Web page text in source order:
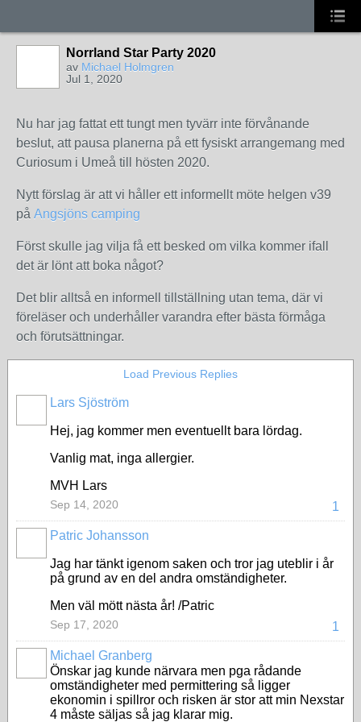
Norrland Star Party 2020
av Michael Holmgren
Jul 1, 2020
Nu har jag fattat ett tungt men tyvärr inte förvånande
beslut, att pausa planerna på ett fysiskt arrangemang med
Curiosum i Umeå till hösten 2020.
Nytt förslag är att vi håller ett informellt möte helgen v39
på Angsjöns camping
Först skulle jag vilja få ett besked om vilka kommer ifall
det är lönt att boka något?
Det blir alltså en informell tillställning utan tema, där vi
föreläser och underhåller varandra efter bästa förmåga
och förutsättningar.
Load Previous Replies
Lars Sjöström
Hej, jag kommer men eventuellt bara lördag.
Vanlig mat, inga allergier.
MVH Lars
1
Sep 14, 2020
Patric Johansson
Jag har tänkt igenom saken och tror jag uteblir i år
på grund av en del andra omständigheter.
Men väl mött nästa år! /Patric
1
Sep 17, 2020
Michael Granberg
Önskar jag kunde närvara men pga rådande
omständigheter med permittering så ligger
ekonomin i spillror och risken är stor att min Nexstar
4 måste säljas så jag klarar mig.